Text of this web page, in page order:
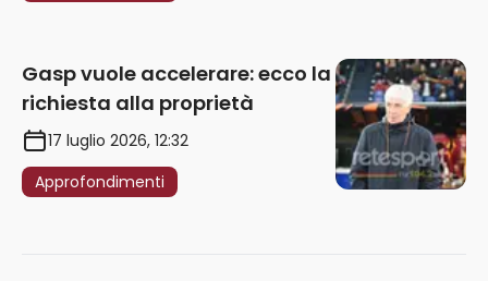
Gasp vuole accelerare: ecco la
richiesta alla proprietà
17 luglio 2026, 12:32
Approfondimenti